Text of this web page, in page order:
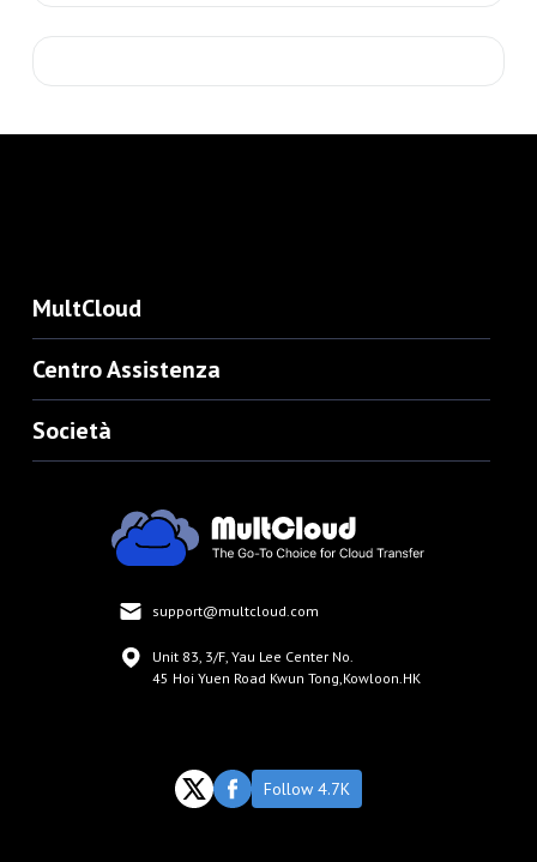
MultCloud
Centro Assistenza
Società
support@multcloud.com
Unit 83, 3/F, Yau Lee Center No.
45 Hoi Yuen Road Kwun Tong,Kowloon.HK
Follow 4.7K